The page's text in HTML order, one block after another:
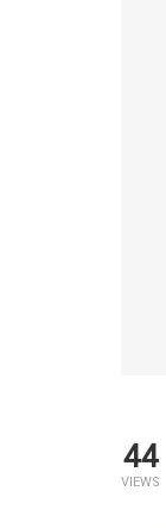
44
VIEWS